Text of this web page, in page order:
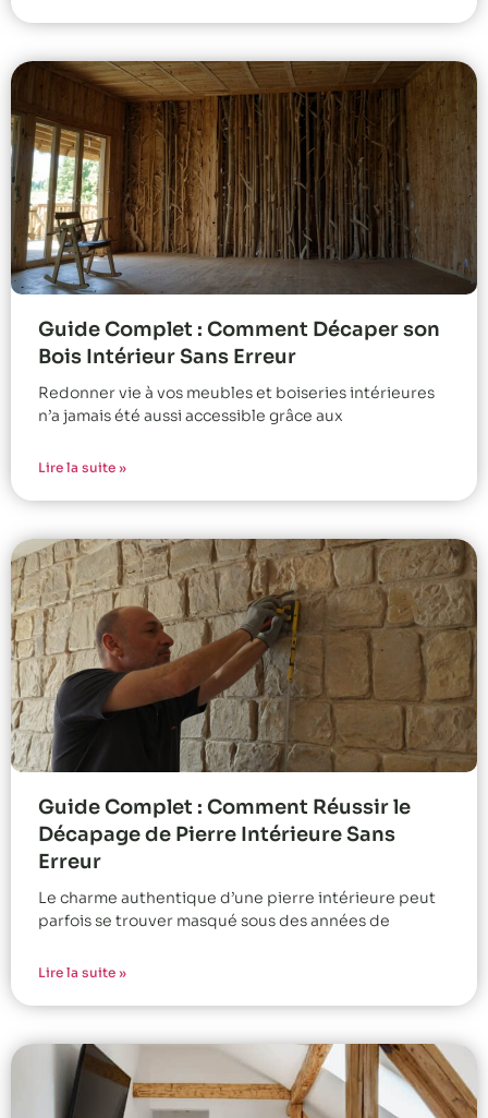
Guide Complet : Comment Décaper son
Bois Intérieur Sans Erreur
Redonner vie à vos meubles et boiseries intérieures
n’a jamais été aussi accessible grâce aux
Lire la suite »
Guide Complet : Comment Réussir le
Décapage de Pierre Intérieure Sans
Erreur
Le charme authentique d’une pierre intérieure peut
parfois se trouver masqué sous des années de
Lire la suite »